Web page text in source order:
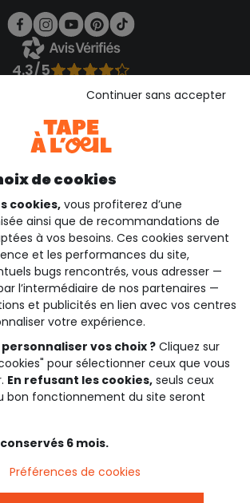
4.3/5
Voir l’attestation de confiance
notre application
Découvrir notre application
?
de ventes et d'utilisation
de cookies
cookies, vous profiterez d’une
ainsi que de recommandations de
à vos besoins. Ces cookies servent
et les performances du site,
bugs rencontrés, vous adresser —
l’intermédiaire de nos partenaires —
et publicités en lien avec vos centres
votre expérience.
vos choix ? Cliquez sur
pour sélectionner ceux que vous
En refusant les cookies, seuls ceux
bon fonctionnement du site seront
conservés 6 mois.
Continuer sans accepter
Préférences de cookies